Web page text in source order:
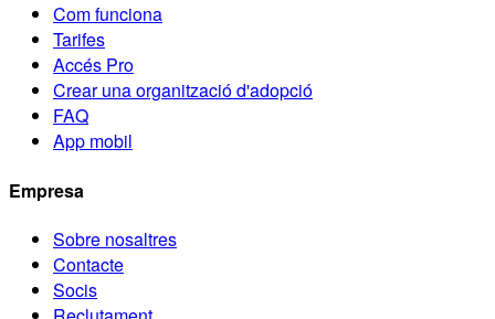
Com funciona
Tarifes
Accés Pro
Crear una organització d'adopció
FAQ
App mobil
Empresa
Sobre nosaltres
Contacte
Socis